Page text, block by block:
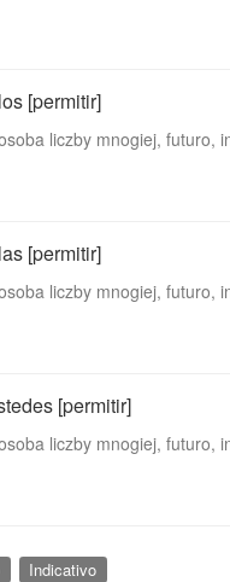
[permitir]
liczby mnogiej, futuro,
[permitir]
liczby mnogiej, futuro,
[permitir]
liczby mnogiej, futuro,
Indicativo